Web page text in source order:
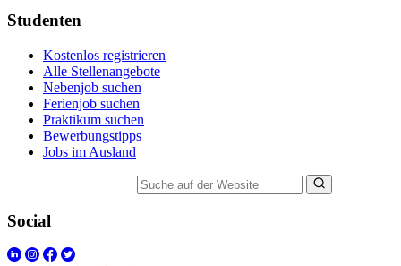
Studenten
Kostenlos registrieren
Alle Stellenangebote
Nebenjob suchen
Ferienjob suchen
Praktikum suchen
Bewerbungstipps
Jobs im Ausland
Social